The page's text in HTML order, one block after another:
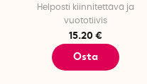
Helposti kiinnitettävä ja
vuototiivis
15.20 €
Osta